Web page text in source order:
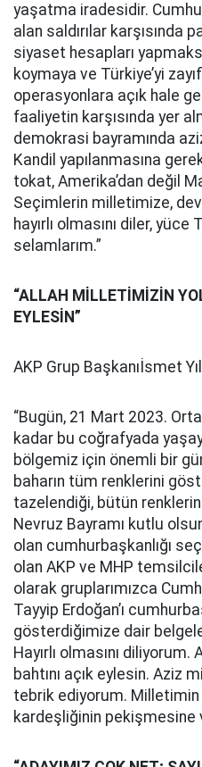
yaşatma iradesidir.
alan saldırılar karşısında
siyaset hesapları
koymaya ve Türkiye’yi
operasyonlara açık hale
faaliyetin karşısında yer
demokrasi bayramında
Kandil yapılanmasına
tokat, Amerika’dan değil
Seçimlerin milletimize,
hayırlı olmasını diler,
selamlarım.”
“ALLAH MİLLETİMİZİN
EYLESİN”
AKP Grup Başkanıİsmet
“Bugün, 21 Mart 2023.
kadar bu coğrafyada
bölgemiz için önemli bir
baharın tüm renklerini
tazelendiği, bütün
Nevruz Bayramı kutlu
olan cumhurbaşkanlığı
olan AKP ve MHP
olarak gruplarımızca
Tayyip Erdoğan’ı
gösterdiğimize dair
Hayırlı olmasını
bahtını açık eylesin. Aziz
tebrik ediyorum.
kardeşliğinin pekişmesine